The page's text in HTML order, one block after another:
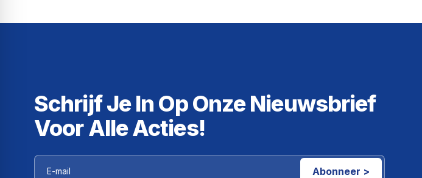
Schrijf Je In Op Onze Nieuwsbrief
Voor Alle Acties!
Abonneer >